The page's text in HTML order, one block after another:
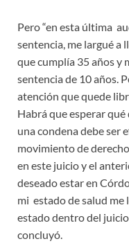
Pero “en esta última
sentencia, me largué a
que cumplía 35 años y
sentencia de 10 años.
atención que quede
Habrá que esperar
una condena debe ser
movimiento de
en este juicio y el
deseado estar en
mi estado de salud me
estado dentro del
concluyó.